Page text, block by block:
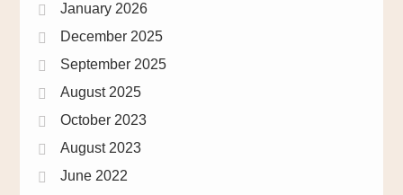
January 2026
December 2025
September 2025
August 2025
October 2023
August 2023
June 2022